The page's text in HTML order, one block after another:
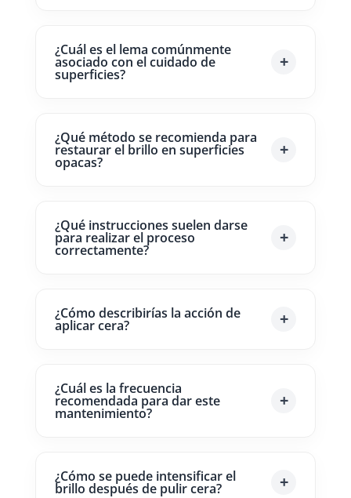
¿Cuál es el lema comúnmente
asociado con el cuidado de
superficies?
¿Qué método se recomienda para
restaurar el brillo en superficies
opacas?
¿Qué instrucciones suelen darse
para realizar el proceso
correctamente?
¿Cómo describirías la acción de
aplicar cera?
¿Cuál es la frecuencia
recomendada para dar este
mantenimiento?
¿Cómo se puede intensificar el
brillo después de pulir cera?